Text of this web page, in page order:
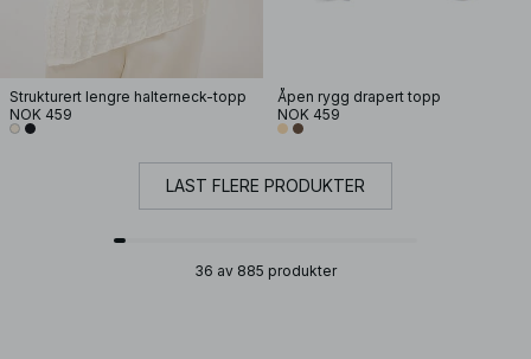
Strukturert lengre halterneck-topp
NOK 459
Åpen rygg drapert topp
NOK 459
LAST FLERE PRODUKTER
36 av 885 produkter